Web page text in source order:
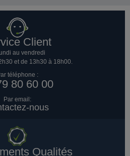
Client
au vendredi
et de 13h30 à 18h00.
téléphone :
80 60 00
Par email:
nous
Qualités